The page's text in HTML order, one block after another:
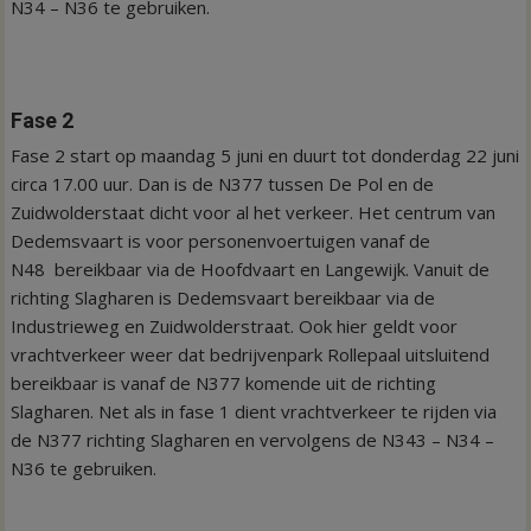
N34 – N36 te gebruiken.
Fase 2
Fase 2 start op maandag 5 juni en duurt tot donderdag 22 juni
circa 17.00 uur. Dan is de N377 tussen De Pol en de
Zuidwolderstaat dicht voor al het verkeer. Het centrum van
Dedemsvaart is voor personenvoertuigen vanaf de
N48 bereikbaar via de Hoofdvaart en Langewijk. Vanuit de
richting Slagharen is Dedemsvaart bereikbaar via de
Industrieweg en Zuidwolderstraat. Ook hier geldt voor
vrachtverkeer weer dat bedrijvenpark Rollepaal uitsluitend
bereikbaar is vanaf de N377 komende uit de richting
Slagharen. Net als in fase 1 dient vrachtverkeer te rijden via
de N377 richting Slagharen en vervolgens de N343 – N34 –
N36 te gebruiken.